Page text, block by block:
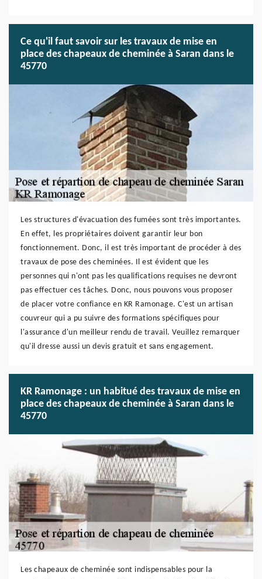
Ce qu'il faut savoir sur les travaux de mise en
place des chapeaux de cheminée à Saran dans le
45770
Les structures d'évacuation des fumées sont très importantes.
En effet, les propriétaires doivent garantir leur bon
fonctionnement. Donc, il est très important de procéder à des
travaux de pose des cheminées. Il est évident que les
personnes qui n'ont pas les qualifications requises ne devront
pas effectuer ces tâches. Donc, nous pouvons vous proposer
de placer votre confiance en KR Ramonage. C'est un artisan
couvreur qui a pu suivre des formations spécifiques pour
l'assurance d'un meilleur rendu de travail. Veuillez remarquer
qu'il dresse aussi un devis gratuit et sans engagement.
KR Ramonage : un habitué des travaux de mise en
place des chapeaux de cheminée à Saran dans le
45770
Les chapeaux de cheminée sont indispensables pour la